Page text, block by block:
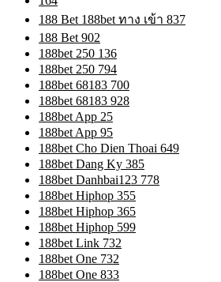
188 Bet 188bet ทาง เข้า 837
188 Bet 902
188bet 250 136
188bet 250 794
188bet 68183 700
188bet 68183 928
188bet App 25
188bet App 95
188bet Cho Dien Thoai 649
188bet Dang Ky 385
188bet Danhbai123 778
188bet Hiphop 355
188bet Hiphop 365
188bet Hiphop 599
188bet Link 732
188bet One 732
188bet One 833